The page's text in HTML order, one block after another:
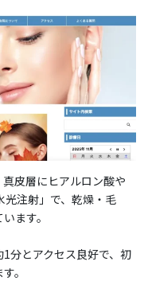
皮層にヒアルロン酸や
注射」で、乾燥・毛
ます。
分とアクセス良好で、初
。